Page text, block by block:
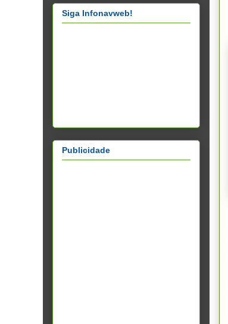
Siga Infonavweb!
Publicidade